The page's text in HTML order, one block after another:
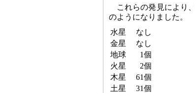
これらの発見により
のようになりました。
水星
なし
金星
なし
地球
1個
火星
2個
木星
61個
土星
31個